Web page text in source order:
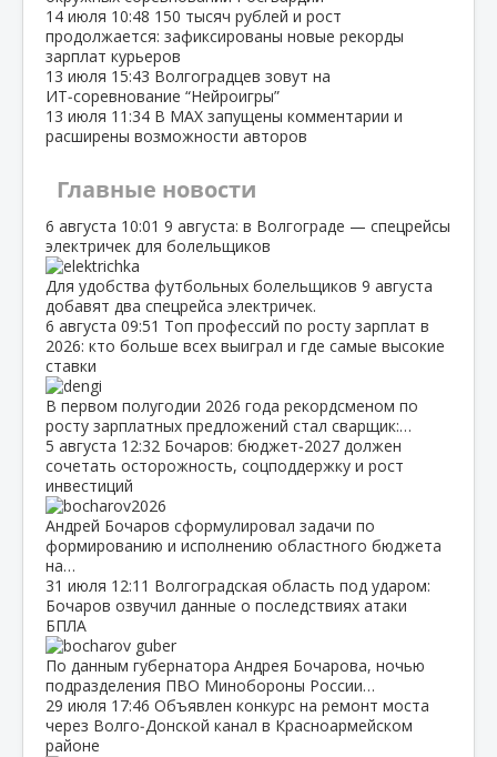
14 июля 10:48 150 тысяч рублей и рост
продолжается: зафиксированы новые рекорды
зарплат курьеров
13 июля 15:43 Волгоградцев зовут на
ИТ‑соревнование “Нейроигры”
13 июля 11:34 В МАХ запущены комментарии и
расширены возможности авторов
Главные новости
6 августа 10:01 9 августа: в Волгограде — спецрейсы
электричек для болельщиков
Для удобства футбольных болельщиков 9 августа
добавят два спецрейса электричек.
6 августа 09:51 Топ профессий по росту зарплат в
2026: кто больше всех выиграл и где самые высокие
ставки
В первом полугодии 2026 года рекордсменом по
росту зарплатных предложений стал сварщик:…
5 августа 12:32 Бочаров: бюджет‑2027 должен
сочетать осторожность, соцподдержку и рост
инвестиций
Андрей Бочаров сформулировал задачи по
формированию и исполнению областного бюджета
на…
31 июля 12:11 Волгоградская область под ударом:
Бочаров озвучил данные о последствиях атаки
БПЛА
По данным губернатора Андрея Бочарова, ночью
подразделения ПВО Минобороны России…
29 июля 17:46 Объявлен конкурс на ремонт моста
через Волго‑Донской канал в Красноармейском
районе